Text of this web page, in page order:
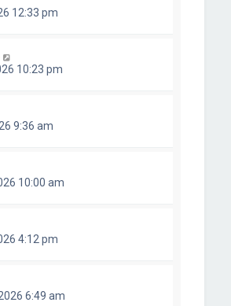
12:33 pm
10:23 pm
9:36 am
10:00 am
4:12 pm
6:49 am